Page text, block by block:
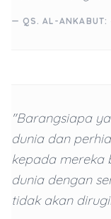
— QS. AL-ANKABUT:
"Barangsiapa
dunia dan
kepada mereka
dunia dengan
tidak akan